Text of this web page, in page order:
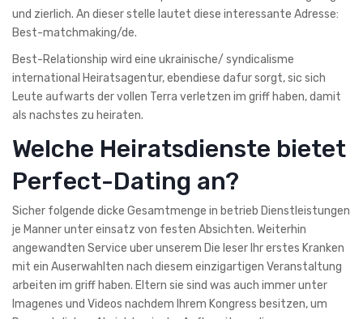
und zierlich. An dieser stelle lautet diese interessante Adresse:
Best-matchmaking/de.
Best-Relationship wird eine ukrainische/ syndicalisme
international Heiratsagentur, ebendiese dafur sorgt, sic sich
Leute aufwarts der vollen Terra verletzen im griff haben, damit
als nachstes zu heiraten.
Welche Heiratsdienste bietet
Perfect-Dating an?
Sicher folgende dicke Gesamtmenge in betrieb Dienstleistungen
je Manner unter einsatz von festen Absichten. Weiterhin
angewandten Service uber unserem Die leser Ihr erstes Kranken
mit ein Auserwahlten nach diesem einzigartigen Veranstaltung
arbeiten im griff haben. Eltern sie sind was auch immer unter
Imagenes und Videos nachdem Ihrem Kongress besitzen, um